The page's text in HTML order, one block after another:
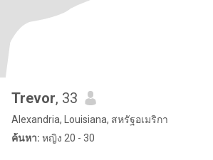
Trevor, 33
Alexandria, Louisiana, สหรัฐอเมริกา
ค้นหา: หญิง 20 - 30